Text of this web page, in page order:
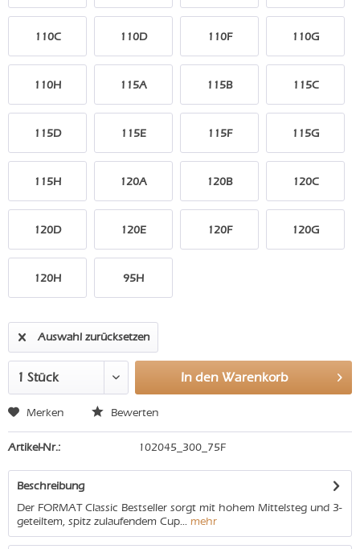
110C 110D 110F 110G
110H 115A 115B 115C
115D 115E 115F 115G
115H 120A 120B 120C
120D 120E 120F 120G
120H 95H
Auswahl zurücksetzen
In den Warenkorb
Merken Bewerten
Artikel-Nr.: 102045_300_75F
Beschreibung
Der FORMAT Classic Bestseller sorgt mit hohem Mittelsteg und 3-
geteiltem, spitz zulaufendem Cup... mehr